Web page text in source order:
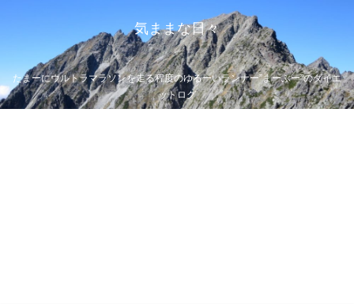
気ままな日々
たまーにウルトラマラソンを走る程度のゆるーいランナー”まーぶー”のダイエ
ットログ